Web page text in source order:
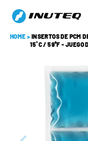
HOME > INSERTOS DE PCM
15˚C / 59°F - JUEGO